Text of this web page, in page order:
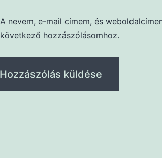
A nevem, e-mail címem, és
következő hozzászólásomhoz.